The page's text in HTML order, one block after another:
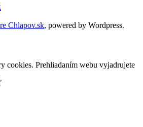
Chlapov.sk, powered by Wordpress.
cookies. Prehliadaním webu vyjadrujete